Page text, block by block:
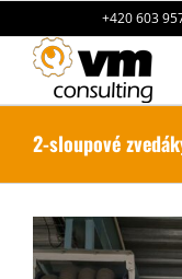
na
obsah
+420 603
2-sloupové